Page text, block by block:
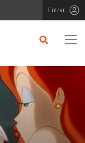
Entrar